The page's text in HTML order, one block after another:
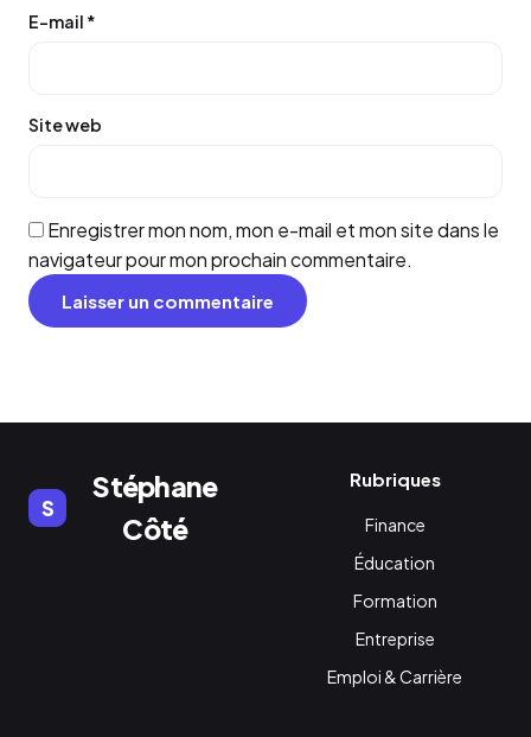
E-mail *
Site web
Enregistrer mon nom, mon e-mail et mon site dans le
navigateur pour mon prochain commentaire.
S
Stéphane
Côté
Rubriques
Finance
Éducation
Formation
Entreprise
Emploi & Carrière